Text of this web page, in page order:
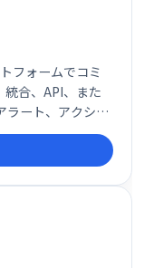
フォームでコミ
統合、API、また
ラート、アクショ
のすべてのコミュ
ートではなく関